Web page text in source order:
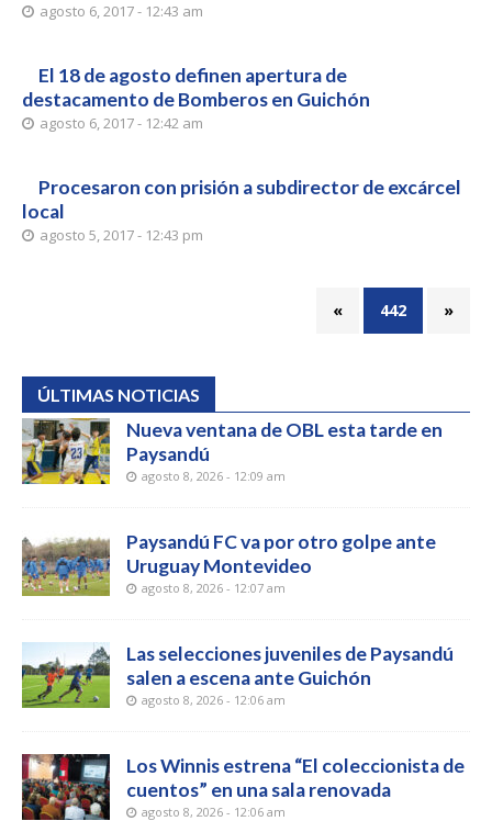
agosto 6, 2017 - 12:43 am
El 18 de agosto definen apertura de
destacamento de Bomberos en Guichón
agosto 6, 2017 - 12:42 am
Procesaron con prisión a subdirector de excárcel
local
agosto 5, 2017 - 12:43 pm
« 442 »
ÚLTIMAS NOTICIAS
Nueva ventana de OBL esta tarde en
Paysandú
agosto 8, 2026 - 12:09 am
Paysandú FC va por otro golpe ante
Uruguay Montevideo
agosto 8, 2026 - 12:07 am
Las selecciones juveniles de Paysandú
salen a escena ante Guichón
agosto 8, 2026 - 12:06 am
Los Winnis estrena “El coleccionista de
cuentos” en una sala renovada
agosto 8, 2026 - 12:06 am